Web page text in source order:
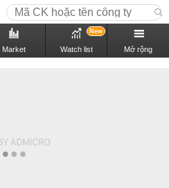
Market Watch list
New
Mở rộng